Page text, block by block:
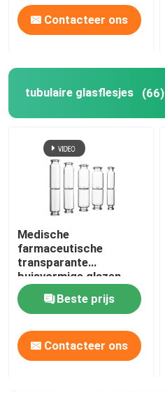
Mondelinge vloeibare fles
Contacteer ons
tubulaire glasflesjes (66)
Medische
farmaceutische
transparante
buisvormige glazen
injectieflacons
Borosilicaat glazen
injectieflacon 10 ml 20
ml
Beste prijs
Contacteer ons